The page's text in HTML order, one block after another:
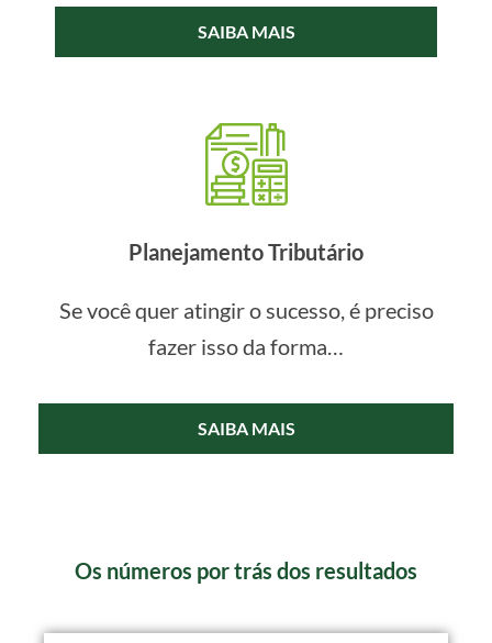
SAIBA MAIS
Planejamento Tributário
Se você quer atingir o sucesso, é preciso
fazer isso da forma…
SAIBA MAIS
Os números por trás dos resultados